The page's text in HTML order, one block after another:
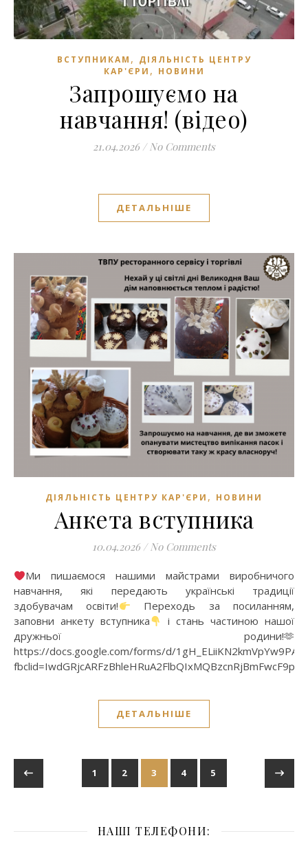
ВСТУПНИКАМ , ДІЯЛЬНІСТЬ ЦЕНТРУ
КАР'ЄРИ , НОВИНИ
Запрошуємо на
навчання! (відео)
21.04.2026 / No Comments
ДЕТАЛЬНІШЕ
ДІЯЛЬНІСТЬ ЦЕНТРУ КАР'ЄРИ , НОВИНИ
Анкета вступника
10.04.2026 / No Comments
Ми пишаємося нашими майстрами виробничого
навчання, які передають українські традиції
здобувачам освіти!
Переходь за посиланням,
заповни анкету вступника
і стань частиною нашої
дружньої родини!🫶
https://docs.google.com/forms/d/
ДЕТАЛЬНІШЕ
1 2 3 4 5
НАШІ ТЕЛЕФОНИ: